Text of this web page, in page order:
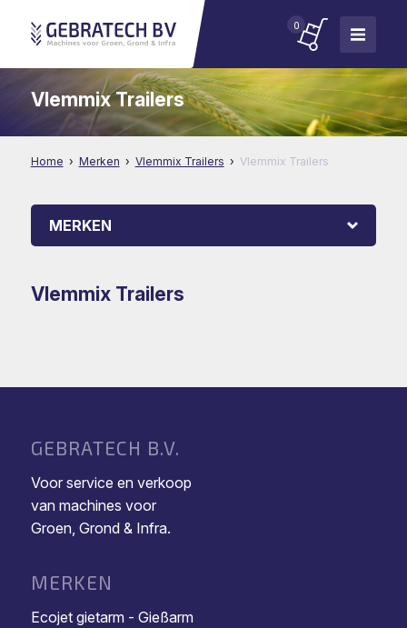
0
Vlemmix Trailers
Home Merken Vlemmix Trailers Vlemmix Trailers
MERKEN
Vlemmix Trailers
GEBRATECH B.V.
Voor service en verkoop
van machines voor
Groen, Grond & Infra.
MERKEN
Ecojet gietarm - Gießarm